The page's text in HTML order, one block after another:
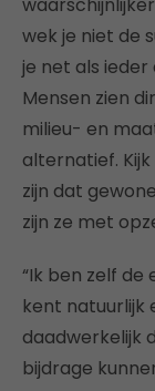
wek je niet de
je net als ieder
Mensen zien
milieu- en
alternatief.
zijn dat
zijn ze met
“Ik ben zelf
kent natuurlijk
daadwerkelijk
bijdrage